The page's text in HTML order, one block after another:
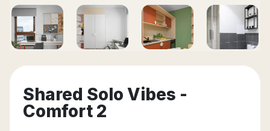
Shared Solo Vibes -
Comfort 2